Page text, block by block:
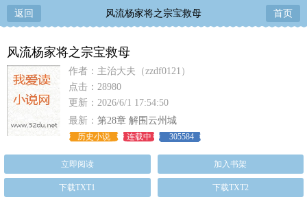
返回 风流杨家将之宗宝救母 首页
风流杨家将之宗宝救母
作者：主治大夫（zzdf0121）
点击：28980
更新：2026/6/1 17:54:50
最新： 第28章 解围云州城
历史小说 连载中 305584
立即阅读 加入书架
下载TXT1 下载TXT2